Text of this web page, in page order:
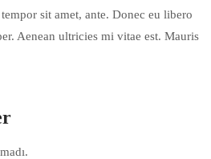
sit amet, ante. Donec eu libero
Aenean ultricies mi vitae est. Mauris